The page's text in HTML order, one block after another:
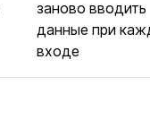
заново вводить
данные при
входе